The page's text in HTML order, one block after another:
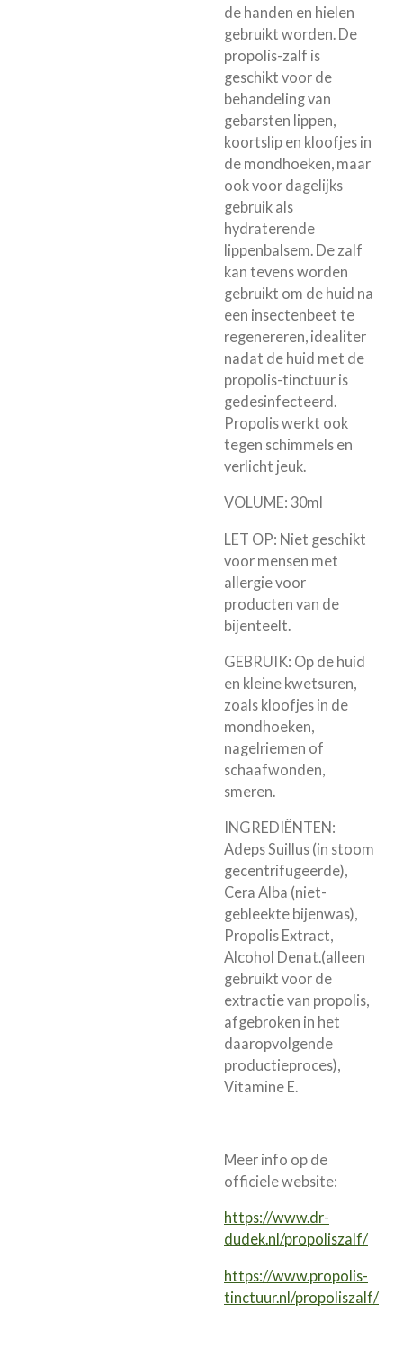
de handen en hielen
gebruikt worden. De
propolis-zalf is
geschikt voor de
behandeling van
gebarsten lippen,
koortslip en kloofjes in
de mondhoeken, maar
ook voor dagelijks
gebruik als
hydraterende
lippenbalsem. De zalf
kan tevens worden
gebruikt om de huid na
een insectenbeet te
regenereren, idealiter
nadat de huid met de
propolis-tinctuur is
gedesinfecteerd.
Propolis werkt ook
tegen schimmels en
verlicht jeuk.
VOLUME: 30ml
LET OP: Niet geschikt
voor mensen met
allergie voor
producten van de
bijenteelt.
GEBRUIK: Op de huid
en kleine kwetsuren,
zoals kloofjes in de
mondhoeken,
nagelriemen of
schaafwonden,
smeren.
INGREDIËNTEN:
Adeps Suillus (in stoom
gecentrifugeerde),
Cera Alba (niet-
gebleekte bijenwas),
Propolis Extract,
Alcohol Denat.(alleen
gebruikt voor de
extractie van propolis,
afgebroken in het
daaropvolgende
productieproces),
Vitamine E.
Meer info op de
officiele website:
https://www.dr-
dudek.nl/propoliszalf/
https://www.propolis-
tinctuur.nl/propoliszalf/